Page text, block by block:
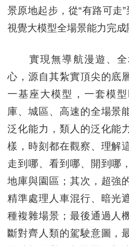
景原地起步，從“有路可走
視覺大模型全場景能力完成
實現無導航漫遊、全
心，源自其紮實頂尖的底
一基座大模型，一套模
庫、城區、高速的全場景
泛化能力，類人的泛化能
樣，時刻都在觀察、理解
走到哪、看到哪、開到哪
地庫與園區；其次，超強
精準處理人車混行、暗光
種複雜場景；最後通過人
斷對齊人類的駕駛意圖，